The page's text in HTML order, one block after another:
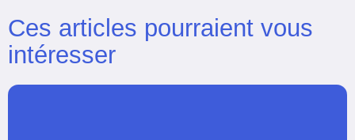
Ces articles pourraient vous
intéresser